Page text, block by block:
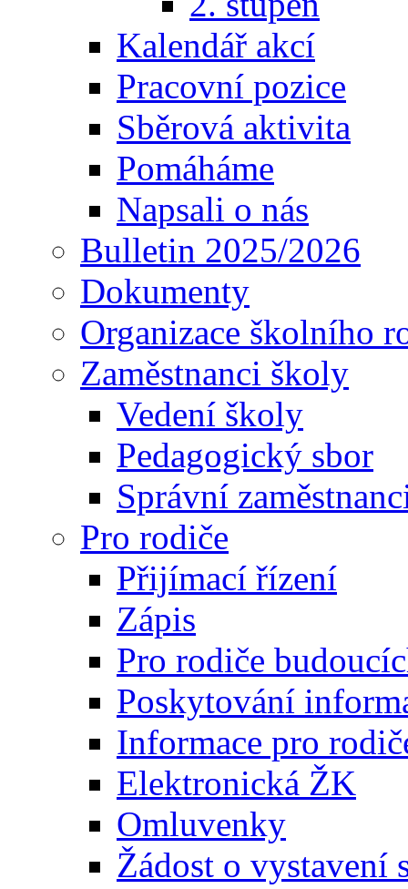
Kalendář akcí
Pracovní pozice
Sběrová aktivita
Pomáháme
Napsali o nás
Bulletin 2025/2026
Dokumenty
Organizace školního
Zaměstnanci školy
Vedení školy
Pedagogický sbor
Správní
Pro rodiče
Přijímací řízení
Zápis
Pro rodiče
Poskytování
Informace pro
Elektronická ŽK
Omluvenky
Žádost o vystavení